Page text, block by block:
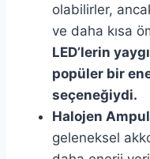
olabilirler,
ve daha kısa
LED’lerin
popüler bir
seçeneğiydi.
Halojen
geleneksel